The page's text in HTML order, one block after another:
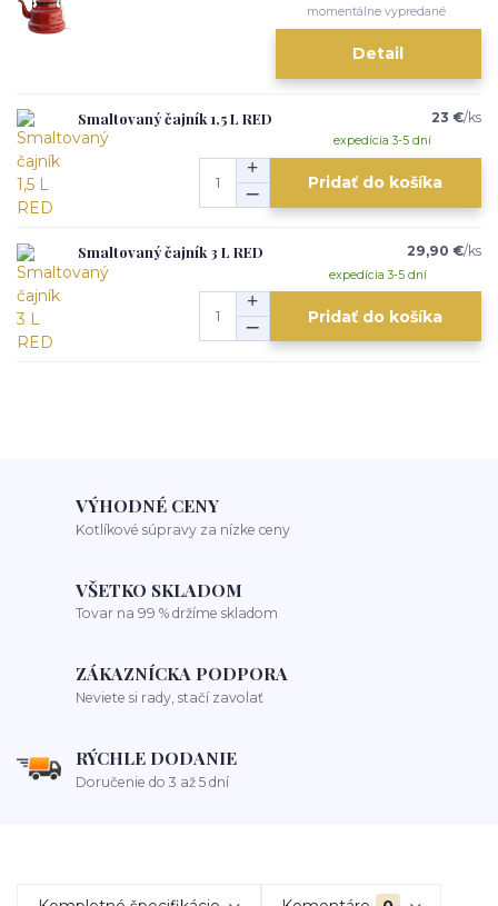
momentálne vypredané
Detail
Smaltovaný čajník 1,5 L RED 23 €/ks
expedícia 3-5 dní
Pridať do košíka
Smaltovaný čajník 3 L RED 29,90 €/ks
expedícia 3-5 dní
Pridať do košíka
VÝHODNÉ CENY
Kotlíkové súpravy za nízke ceny
VŠETKO SKLADOM
Tovar na 99 % držíme skladom
ZÁKAZNÍCKA PODPORA
Neviete si rady, stačí zavolať
RÝCHLE DODANIE
Doručenie do 3 až 5 dní